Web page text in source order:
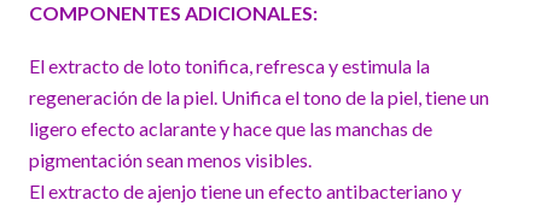
COMPONENTES ADICIONALES:
El extracto de loto tonifica, refresca y estimula la
regeneración de la piel. Unifica el tono de la piel, tiene un
ligero efecto aclarante y hace que las manchas de
pigmentación sean menos visibles.
El extracto de ajenjo tiene un efecto antibacteriano y